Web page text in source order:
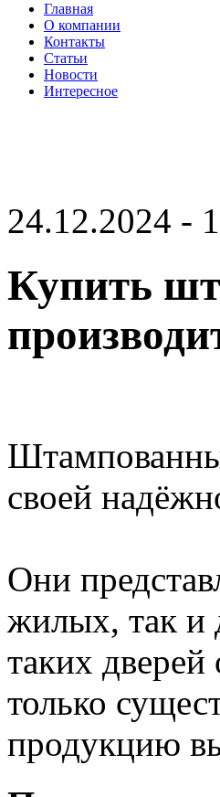
Главная
О компании
Контакты
Статьи
Новости
Интересное
24.12.2024 -
Купить
своей
Они
жилых, так и
таких дверей
только
продукцию